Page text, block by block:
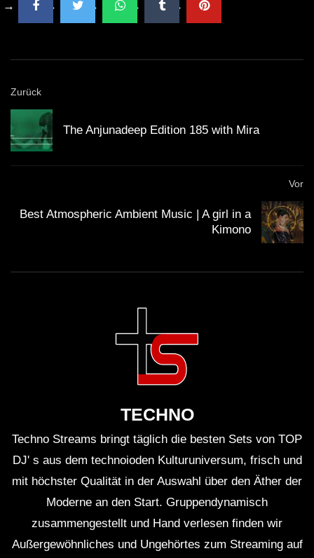
Zurück
The Anjunadeep Edition 185 with Mira
Vor
Best Atmospheric Ambient Music | A girl in a
Kimono
TECHNO
Techno Streams bringt täglich die besten Sets von TOP
DJ' s aus dem technoioden Kulturuniversum, frisch und
mit höchster Qualität in der Auswahl über den Äther der
Moderne an den Start. Gruppendynamisch
zusammengestellt und Hand verlesen finden wir
Außergewöhnliches und Ungehörtes zum Streaming auf